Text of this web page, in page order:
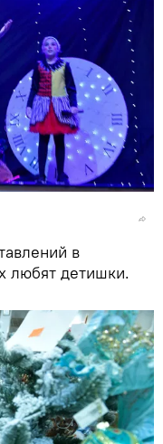
в
любят детишки.